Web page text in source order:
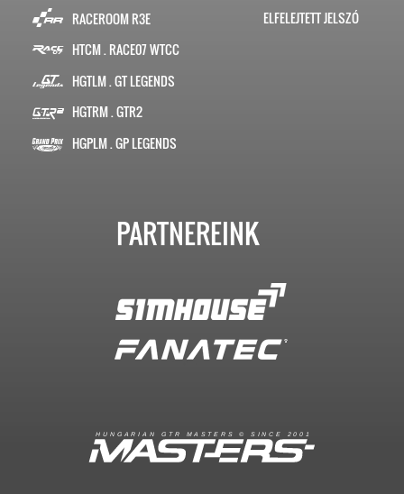
RACEROOM R3E
HTCM . RACE07 WTCC
HGTLM . GT LEGENDS
HGTRM . GTR2
HGPLM . GP LEGENDS
ELFELEJTETT JELSZÓ
PARTNEREINK
H U N G A R I A N G T R M A S T E R S © S I N C E 2 0 0 1